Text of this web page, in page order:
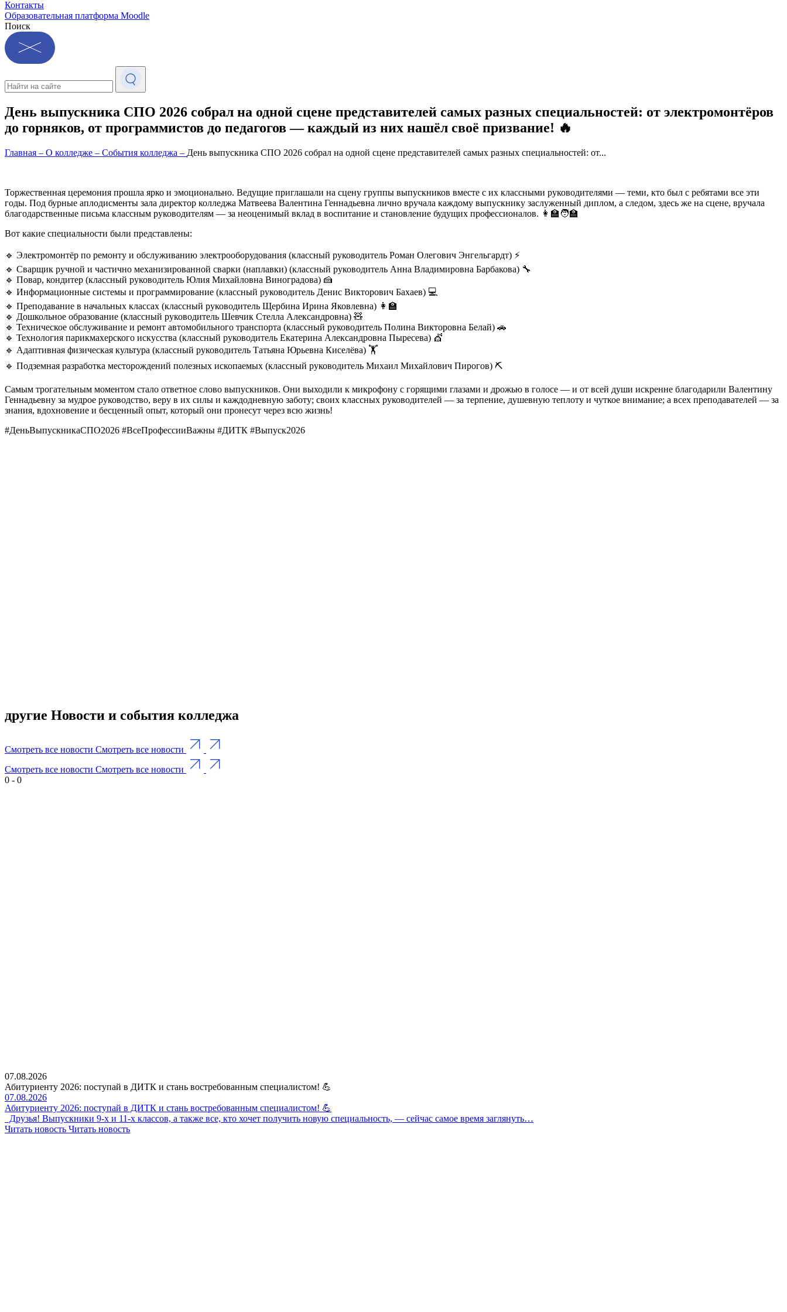
Контакты
Образовательная платформа Moodle
Поиск
День выпускника СПО 2026 собрал на одной сцене представителей самых разных специальностей: от электромонтёров
до горняков, от программистов до педагогов — каждый из них нашёл своё призвание! 🔥
Главная – О колледже – События колледжа – День выпускника СПО 2026 собрал на одной сцене представителей самых разных специальностей: от...
Торжественная церемония прошла ярко и эмоционально. Ведущие приглашали на сцену группы выпускников вместе с их классными руководителями — теми, кто был с ребятами все эти
годы. Под бурные аплодисменты зала директор колледжа Матвеева Валентина Геннадьевна лично вручала каждому выпускнику заслуженный диплом, а следом, здесь же на сцене, вручала
благодарственные письма классным руководителям — за неоценимый вклад в воспитание и становление будущих профессионалов. 👩‍🏫🧑‍🏫
Вот какие специальности были представлены:
🔹 Электромонтёр по ремонту и обслуживанию электрооборудования (классный руководитель Роман Олегович Энгельгардт) ⚡
🔹 Сварщик ручной и частично механизированной сварки (наплавки) (классный руководитель Анна Владимировна Барбакова) 🔧
🔹 Повар, кондитер (классный руководитель Юлия Михайловна Виноградова) 🍰
🔹 Информационные системы и программирование (классный руководитель Денис Викторович Бахаев) 💻
🔹 Преподавание в начальных классах (классный руководитель Щербина Ирина Яковлевна) 👩‍🏫
🔹 Дошкольное образование (классный руководитель Шевчик Стелла Александровна) 🧸
🔹 Техническое обслуживание и ремонт автомобильного транспорта (классный руководитель Полина Викторовна Белай) 🚗
🔹 Технология парикмахерского искусства (классный руководитель Екатерина Александровна Пыресева) 💇
🔹 Адаптивная физическая культура (классный руководитель Татьяна Юрьевна Киселёва) 🏋️
🔹 Подземная разработка месторождений полезных ископаемых (классный руководитель Михаил Михайлович Пирогов) ⛏️
Самым трогательным моментом стало ответное слово выпускников. Они выходили к микрофону с горящими глазами и дрожью в голосе — и от всей души искренне благодарили Валентину
Геннадьевну за мудрое руководство, веру в их силы и каждодневную заботу; своих классных руководителей — за терпение, душевную теплоту и чуткое внимание; а всех преподавателей — за
знания, вдохновение и бесценный опыт, который они пронесут через всю жизнь!
#ДеньВыпускникаСПО2026 #ВсеПрофессииВажны #ДИТК #Выпуск2026
другие Новости и события колледжа
Смотреть все новости Смотреть все новости
Смотреть все новости Смотреть все новости
0 - 0
07.08.2026
Абитуриенту 2026: поступай в ДИТК и стань востребованным специалистом! 💪
07.08.2026
Абитуриенту 2026: поступай в ДИТК и стань востребованным специалистом! 💪
Друзья! Выпускники 9-х и 11-х классов, а также все, кто хочет получить новую специальность, — сейчас самое время заглянуть…
Читать новость Читать новость